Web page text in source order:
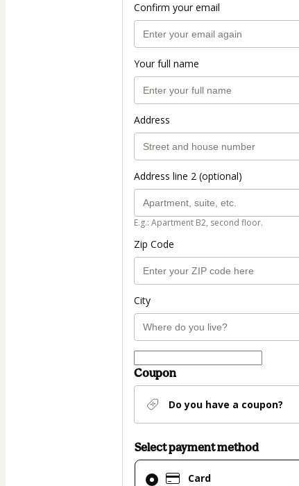
Confirm your email
Your full name
Address
Address line 2 (optional)
E.g.: Apartment B2, second floor.
Zip Code
City
Coupon
Do you have a coupon?
Select payment method
Card
Card
selected